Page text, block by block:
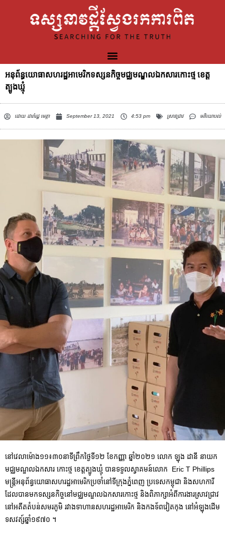
អនុព័ន្ធយោធាសហរដ្ឋអាមេរិកទស្សនកិច្ចមជ្ឈមណ្ឌលឯកសារកោះថ្ម ខេត្ត
ត្បូងឃ្មុំ
ដោយដារ៉ារដ្ឋ មេត្តា September 13, 2021 4:53 pm ស្រាវជ្រាវ មតិយោបល់
នៅវេលាម៉ោង១១៖៣០នាទីព្រឹកថ្ងៃទី១២ ខែកញ្ញា ឆ្នាំ២០២១ លោក ឡុង ដានី នាយក
មជ្ឈមណ្ឌលឯកសារ កោះថ្ម ខេត្តត្បូងឃ្មុំ បានទទួលស្វាគមន៍លោក Eric T Phillips
មន្រ្តីអនុព័ន្ធយោធាសហរដ្ឋអាមេរិកប្រចាំនៅទីក្រុងភ្នំពេញ ប្រទេសកម្ពុជា និងសហការី
ដែលបានមកទស្សនកិច្ចនៅមជ្ឈមណ្ឌលឯកសារកោះថ្ម និងពិភាក្សាអំពីការងារស្រាវជ្រាវ
នៅអតីតតំបន់សមរភូមិ រវាងទាហានសហរដ្ឋអាមេរិក និងកងទ័ពវៀតកុង នៅអំឡុងដើម
ទសវត្ស៍ឆ្នាំ១៩៧០ ។